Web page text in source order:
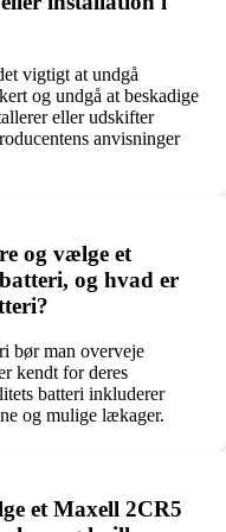
vigtigt at undgå
og undgå at beskadige
eller udskifter
anvisninger
og vælge et
og hvad er
bør man overveje
kendt for deres
batteri inkluderer
og mulige lækager.
et Maxell 2CR5